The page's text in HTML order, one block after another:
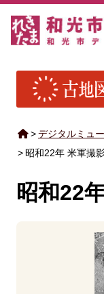
> デジタルミュ
> 昭和22年 米軍撮
昭和22